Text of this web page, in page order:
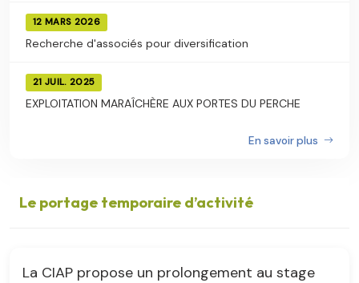
12 MARS 2026
Recherche d'associés pour diversification
21 JUIL. 2025
EXPLOITATION MARAÎCHÈRE AUX PORTES DU PERCHE
En savoir plus
Le portage temporaire d’activité
La CIAP propose un prolongement au stage